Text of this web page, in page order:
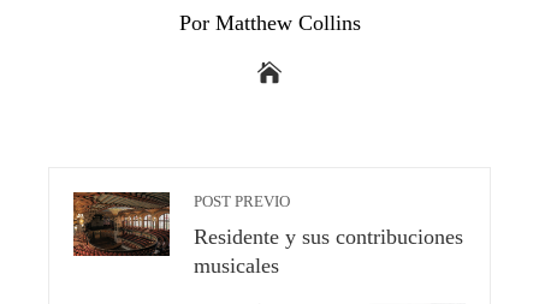
Por Matthew Collins
POST PREVIO
Residente y sus contribuciones
musicales